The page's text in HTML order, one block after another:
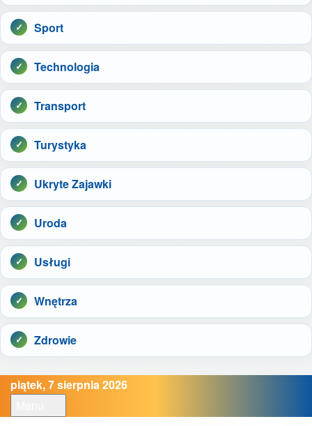
Sport
Technologia
Transport
Turystyka
Ukryte Zajawki
Uroda
Usługi
Wnętrza
Zdrowie
piątek, 7 sierpnia 2026